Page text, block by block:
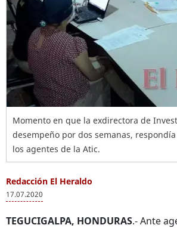
Momento en que la exdirectora de
desempeño por dos semanas,
los agentes de la Atic.
Redacción El Heraldo
17.07.2020
TEGUCIGALPA, HONDURAS.- Ante